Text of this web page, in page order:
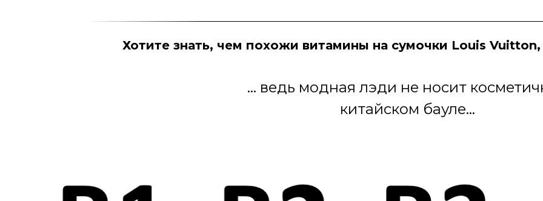
Хотите знать, чем похожи витамины на сумочки Louis
... ведь модная лэди не носит
китайском бауле...